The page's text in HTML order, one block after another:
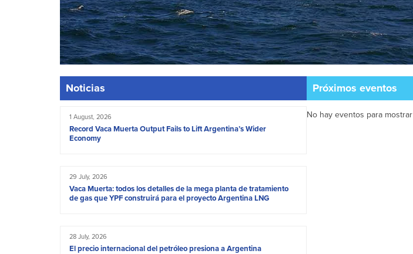
Noticias
1 August, 2026
Record Vaca Muerta Output Fails to Lift Argentina’s Wider
Economy
29 July, 2026
Vaca Muerta: todos los detalles de la mega planta de tratamiento
de gas que YPF construirá para el proyecto Argentina LNG
28 July, 2026
El precio internacional del petróleo presiona a Argentina
Próximos eventos
No hay eventos para mostrar